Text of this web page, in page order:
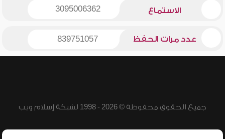
الاستماع 3095006362
عدد مرات الحفظ 839751057
جميع الحقوق محفوظة © 2026 - 1998 لشبكة إسلام ويب